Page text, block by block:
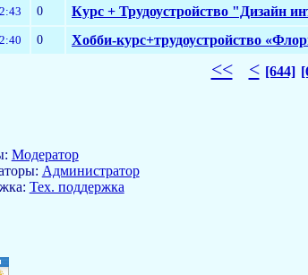
0 Курс + Трудоустройство "Дизайн
0 Хобби-курс+трудоустройство
<< < [644]
Модератор
Администратор
Тех. поддержка